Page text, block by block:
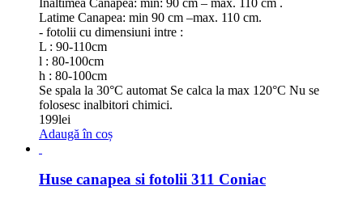
Latime Canapea: min 90 cm –max. 110 cm.
- fotolii cu dimensiuni intre :
L : 90-110cm
l : 80-100cm
h : 80-100cm
Se spala la 30°C automat Se calca la max 120°C Nu se
folosesc inalbitori chimici.
199lei
Adaugă în coș
Huse canapea si fotolii 311 Coniac